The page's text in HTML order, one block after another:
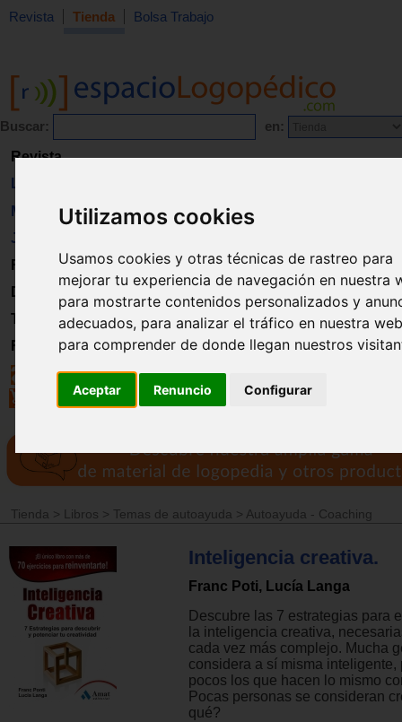
Utilizamos cookies
Usamos cookies y otras técnicas de rastreo para
mejorar tu experiencia de navegación en nuestra
para mostrarte contenidos personalizados y
adecuados, para analizar el tráfico en nuestra
para comprender de donde llegan nuestros
Aceptar Renuncio Configurar
Revista Tienda Bolsa Trabajo
Buscar: en:
Revista
Libros
Material
Juguetes
Formación
Directorio
Trabajo
Registro
Tienda > Libros > Temas de autoayuda > Autoayuda - Coaching
Inteligencia creativa.
Franc Poti, Lucía Langa
Descubre las 7 estrategias para
la inteligencia creativa,
cada vez más complejo. Mucha
considera a sí misma inteligente,
pocos los que hacen lo mismo
Pocas personas se consideran
qué?